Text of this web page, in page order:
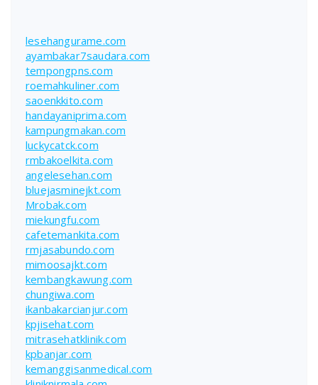
lesehangurame.com
ayambakar7saudara.com
tempongpns.com
roemahkuliner.com
saoenkkito.com
handayaniprima.com
kampungmakan.com
luckycatck.com
rmbakoelkita.com
angelesehan.com
bluejasminejkt.com
Mrobak.com
miekungfu.com
cafetemankita.com
rmjasabundo.com
mimoosajkt.com
kembangkawung.com
chungiwa.com
ikanbakarcianjur.com
kpjisehat.com
mitrasehatklinik.com
kpbanjar.com
kemanggisanmedical.com